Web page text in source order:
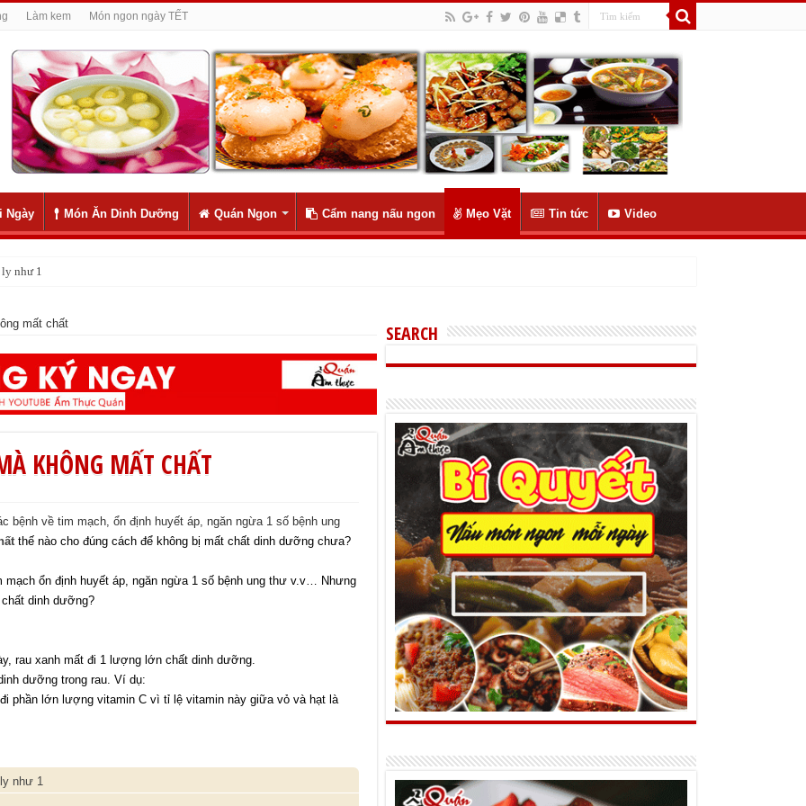
Làm kem Món ngon ngày TẾT
Ngày Món Ăn Dinh Dưỡng Quán Ngon Cẩm nang nấu ngon Mẹo Vặt Tin tức Video
ly như 1ngày giúp sống lâu hơn, khoa học đã chứng minh
mất chất
KHÔNG MẤT CHẤT
bệnh về tim mạch, ổn định huyết áp, ngăn ngừa 1 số bệnh ung
thế nào cho đúng cách để không bị mất chất dinh dưỡng chưa?
ổn định huyết áp, ngăn ngừa 1 số bệnh ung thư v.v… Nhưng
dinh dưỡng?
rau xanh mất đi 1 lượng lớn chất dinh dưỡng.
dưỡng trong rau. Ví dụ:
phần lớn lượng vitamin C vì tỉ lệ vitamin này giữa vỏ và hạt là
như 1
SEARCH